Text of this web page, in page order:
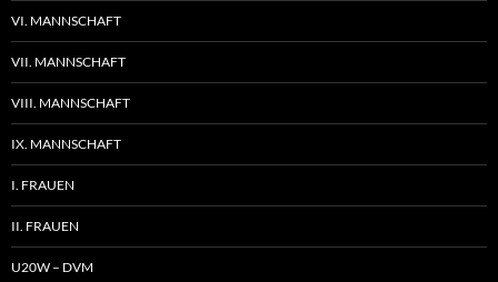
VI. MANNSCHAFT
VII. MANNSCHAFT
VIII. MANNSCHAFT
IX. MANNSCHAFT
I. FRAUEN
II. FRAUEN
U20W – DVM